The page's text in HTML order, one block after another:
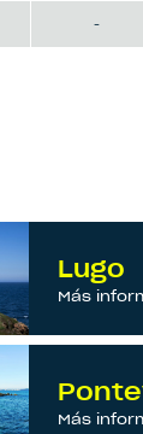
-
Lugo
Más
Más